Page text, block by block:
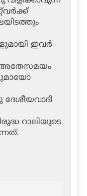
ഇവര്‍
അതേസമയം
ദേശീയവാദി
റാലിയുടെ